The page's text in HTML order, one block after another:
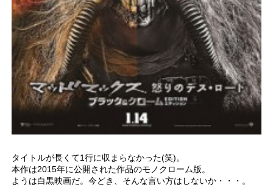
タイトルが長くて1行に収まらなかった(笑)。
本作は2015年に公開された作品のモノクローム版。
ようは白黒映画だ。今どき、そんな言い方はしないか・・・。